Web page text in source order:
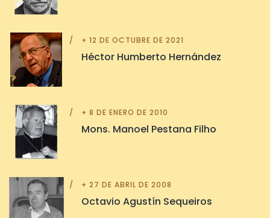
+ 12 DE OCTUBRE DE 2021
Héctor Humberto Hernández
+ 8 DE ENERO DE 2010
Mons. Manoel Pestana Filho
+ 27 DE ABRIL DE 2008
Octavio Agustín Sequeiros